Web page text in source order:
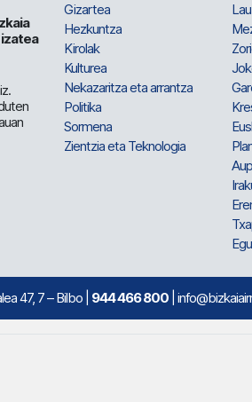
Gizartea
Hezkuntza
Kirolak
Kulturea
Nekazaritza eta arrantza
Politika
Sormena
Zientzia eta Teknologia
47, 7 – Bilbo | 944 466 800 |